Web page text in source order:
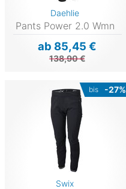
Daehlie
Pants Power 2.0 Wmn
ab 85,45 €
138,90 €
bis -27%
Swix